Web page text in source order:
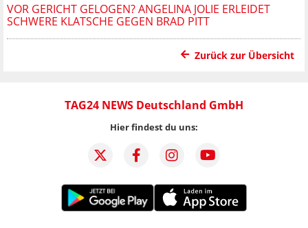
VOR GERICHT GELOGEN? ANGELINA JOLIE ERLEIDET
SCHWERE KLATSCHE GEGEN BRAD PITT
Zurück zur Übersicht
TAG24 NEWS Deutschland GmbH
Hier findest du uns: